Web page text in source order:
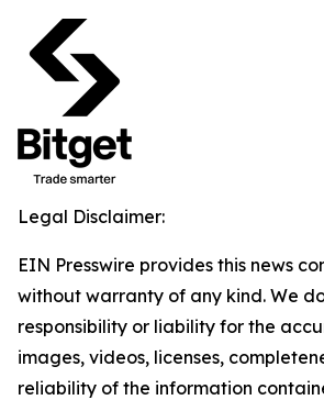
Legal Disclaimer:
EIN Presswire provides this news
without warranty of any kind. We
responsibility or liability for the
images, videos, licenses,
reliability of the information